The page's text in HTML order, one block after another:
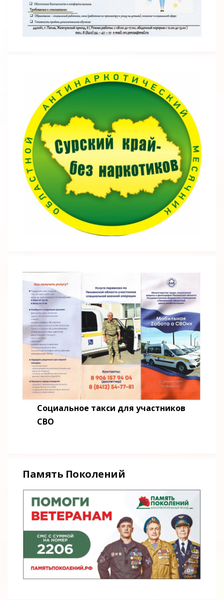
Социальное такси для участников
СВО
Память Поколений